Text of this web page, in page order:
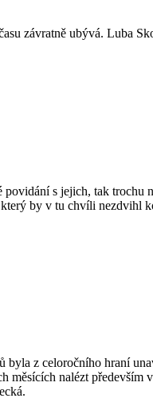
závratně ubývá. Luba
s jejich, tak trochu
by v tu chvíli nezdvihl
z celoročního hraní
měsících nalézt především